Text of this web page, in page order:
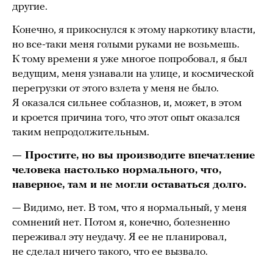
другие.
Конечно, я прикоснулся к этому наркотику власти,
но все-таки меня голыми руками не возьмешь.
К тому времени я уже многое попробовал, я был
ведущим, меня узнавали на улице, и космической
перегрузки от этого взлета у меня не было.
Я оказался сильнее соблазнов, и, может, в этом
и кроется причина того, что этот опыт оказался
таким непродолжительным.
— Простите, но вы производите впечатление
человека настолько нормального, что,
наверное, там и не могли оставаться долго.
— Видимо, нет. В том, что я нормальный, у меня
сомнений нет. Потом я, конечно, болезненно
переживал эту неудачу. Я ее не планировал,
не сделал ничего такого, что ее вызвало.